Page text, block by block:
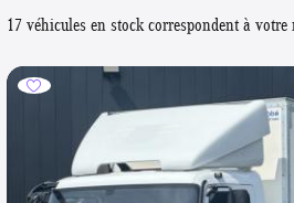
17 véhicules en stock correspondent à votre